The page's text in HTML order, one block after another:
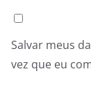
Salvar meus
vez que eu